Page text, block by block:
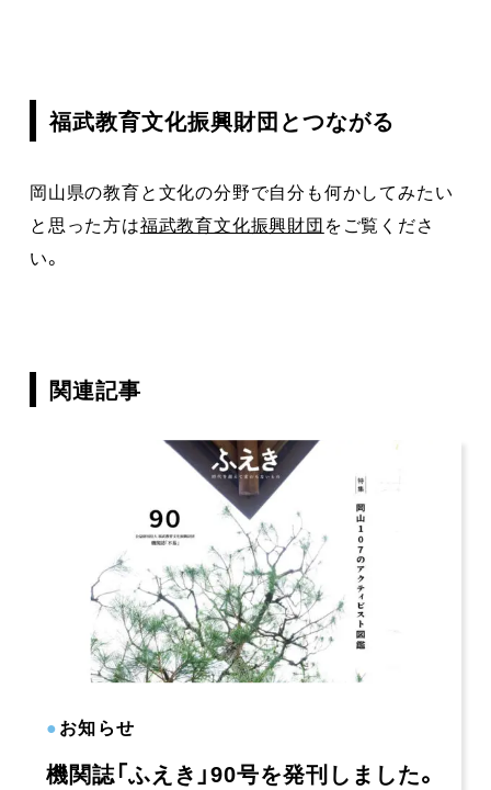
福武教育文化振興財団とつながる
岡山県の教育と文化の分野で自分も何かしてみたい
と思った方は福武教育文化振興財団をご覧くださ
い。
関連記事
●お知らせ
機関誌「ふえき」90号を発刊しました。